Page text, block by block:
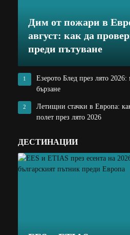
Дим от пожари в
август: как да
преди пътуване
1
Езерото Блед през лято
бързане
2
Летищни стачки в Европа:
полет през лято 2026
ДЕСТИНАЦИИ